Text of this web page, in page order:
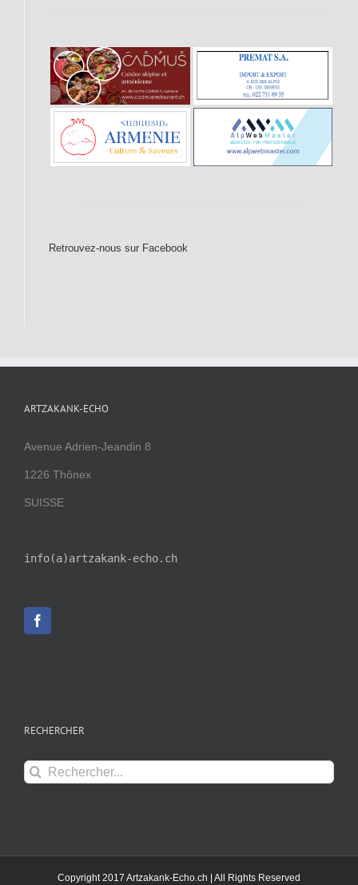
Retrouvez-nous sur Facebook
ARTZAKANK-ECHO
Avenue Adrien-Jeandin 8
1226 Thônex
SUISSE
info(a)artzakank-echo.ch
RECHERCHER
Rechercher:
Copyright 2017 Artzakank-Echo.ch | All Rights Reserved